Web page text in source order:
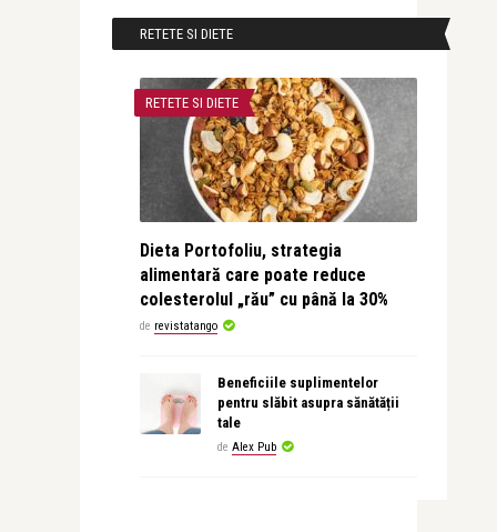
RETETE SI DIETE
RETETE SI DIETE
Dieta Portofoliu, strategia
alimentară care poate reduce
colesterolul „rău” cu până la 30%
de revistatango
Beneficiile suplimentelor
pentru slăbit asupra sănătății
tale
de Alex Pub